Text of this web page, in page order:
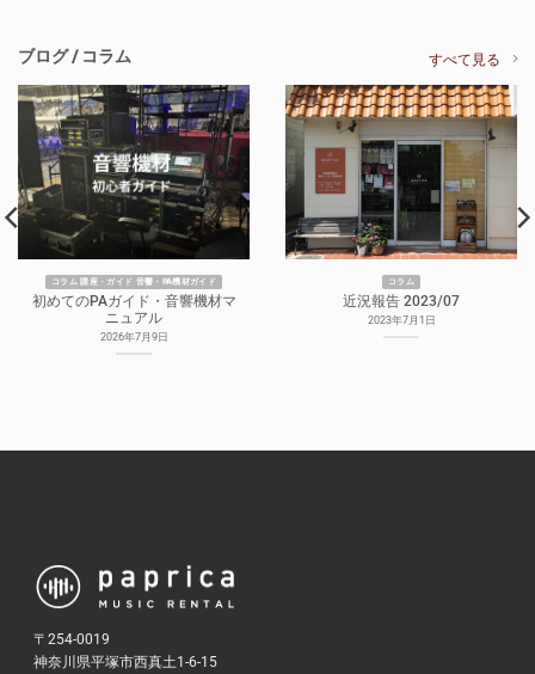
ブログ / コラム すべて見る
コラム 講座・ガイド 音響・PA機材ガイド
初めてのPAガイド・音響機材マ
ニュアル
2026年7月9日
コラム
近況報告 2023/07
2023年7月1日
〒254-0019
神奈川県平塚市西真土1-6-15